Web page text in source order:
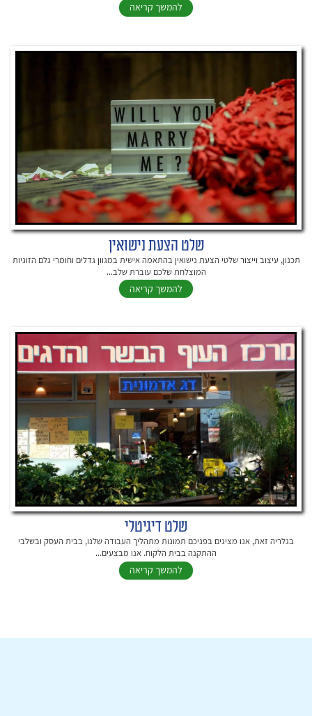
להמשך קריאה
שלט הצעת נישואין
תכנון, עיצוב וייצור שלטי הצעת נישואין בהתאמה אישית במגוון גדלים וחומרי גלם הזוגיות
המוצלחת שלכם עוברת שלב...
להמשך קריאה
שלט דיגיטלי
בגלריה זאת, אנו מציגים בפניכם תמונות מתהליך העבודה שלנו, בבית העסק ובשלבי
ההתקנה בבית הלקוח. אנו מבצעים...
להמשך קריאה